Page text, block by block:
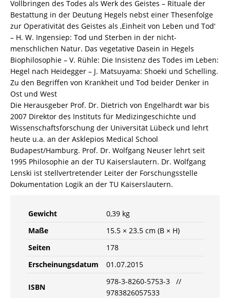
Vollbringen des Todes als Werk des Geistes – Rituale der
Bestattung in der Deutung Hegels nebst einer Thesenfolge
zur Operativität des Geistes als ‚Einheit von Leben und Tod‘
– H. W. Ingensiep: Tod und Sterben in der nicht-
menschlichen Natur. Das vegetative Dasein in Hegels
Biophilosophie – V. Rühle: Die Insistenz des Todes im Leben:
Hegel nach Heidegger – J. Matsuyama: Shoeki und Schelling.
Zu den Begriffen von Krankheit und Tod beider Denker in
Ost und West
Die Herausgeber Prof. Dr. Dietrich von Engelhardt war bis
2007 Direktor des Instituts für Medizingeschichte und
Wissenschaftsforschung der Universität Lübeck und lehrt
heute u.a. an der Asklepios Medical School
Budapest/Hamburg. Prof. Dr. Wolfgang Neuser lehrt seit
1995 Philosophie an der TU Kaiserslautern. Dr. Wolfgang
Lenski ist stellvertretender Leiter der Forschungsstelle
Dokumentation Logik an der TU Kaiserslautern.
Gewicht
0,39 kg
Maße
15.5 × 23.5 cm (B × H)
Seiten
178
Erscheinungsdatum
01.07.2015
ISBN
978-3-8260-5753-3 //
9783826057533